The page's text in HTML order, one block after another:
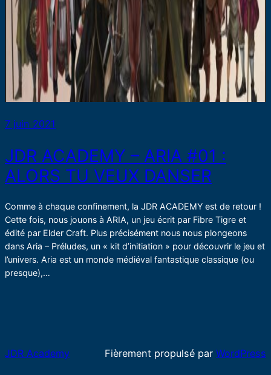
7 juin 2021
JDR ACADEMY – ARIA #01 :
ALORS TU VEUX DANSER
Comme à chaque confinement, la JDR ACADEMY est de retour !
Cette fois, nous jouons à ARIA, un jeu écrit par Fibre Tigre et
édité par Elder Craft. Plus précisément nous nous plongeons
dans Aria – Préludes, un « kit d’initiation » pour découvrir le jeu et
l’univers. Aria est un monde médiéval fantastique classique (ou
presque),…
JDR Academy Fièrement propulsé par WordPress